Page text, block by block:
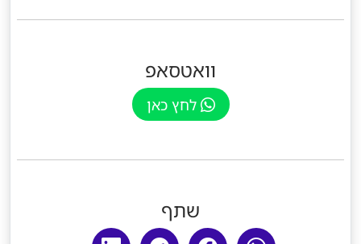
וואטסאפ
לחץ כאן
שתף